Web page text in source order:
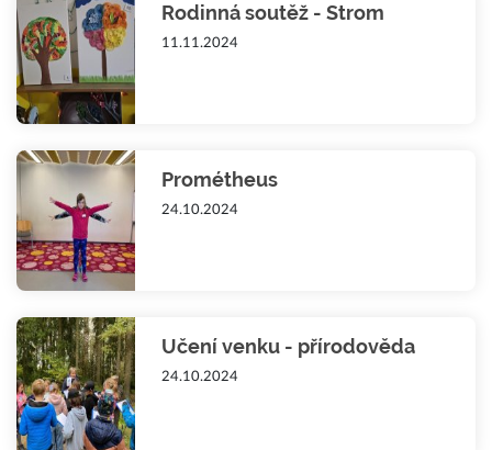
Rodinná soutěž - Strom
11.11.2024
Prométheus
24.10.2024
Učení venku - přírodověda
24.10.2024